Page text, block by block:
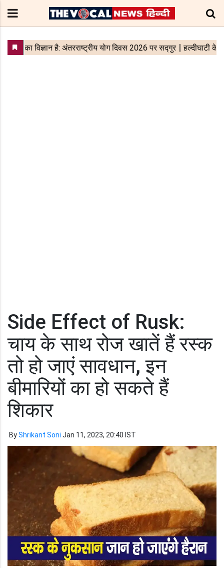
Side Effect of Rusk:
चाय के साथ रोज खातें हैं रस्क
तो हो जाएं सावधान, इन
बीमारियों का हो सकते हैं
शिकार
ByShrikant Soni Jan 11, 2023, 20:40 IST